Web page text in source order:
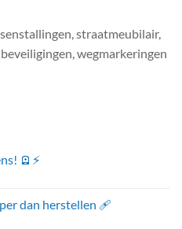
straatmeubilair,
wegmarkeringen
🪫⚡
dan herstellen 🩹